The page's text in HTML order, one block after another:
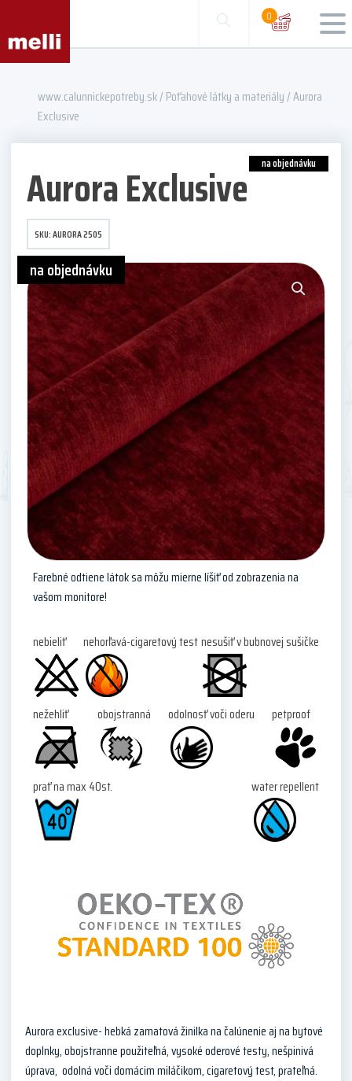
0
www.calunnickepotreby.sk/ Poťahové látky a materiály/ Aurora
Exclusive
Aurora Exclusive
SKU:AURORA 2505
na objednávku
Farebné odtiene látok sa môžu mierne líšiť od zobrazenia na
vašom monitore!
nebieliť nehorľavá-cigaretový testnesušiť v bubnovej sušičke
nežehliť obojstranná odolnosť voči oderu petproof
prať na max 40st. water repellent
Aurora exclusive- hebká zamatová žinilka na čalúnenie aj na bytové
doplnky, obojstranne použiteľná, vysoké oderové testy, nešpinivá
úprava, odolná voči domácim miláčikom, cigaretový test, prateľná.
na objednávku